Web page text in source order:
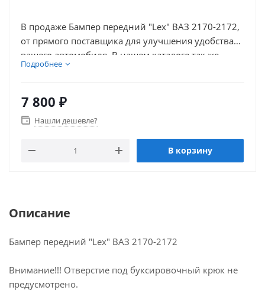
В продаже Бампер передний "Lex" ВАЗ 2170-2172,
от прямого поставщика для улучшения удобства
вашего автомобиля. В нашем каталоге так же
присутствует множество товаров для внешнего
Подробнее
7 800 ₽
Нашли дешевле?
В корзину
Описание
Бампер передний "Lex" ВАЗ 2170-2172
Внимание!!! Отверстие под буксировочный крюк не
предусмотрено.